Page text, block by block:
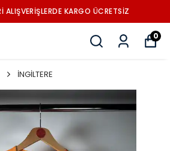
1500 TL VE ÜZERİ ALIŞVERİŞLERDE
0
İNGİLTERE